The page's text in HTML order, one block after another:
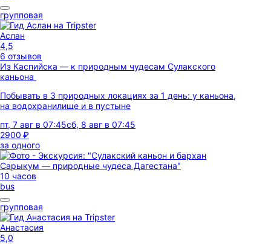
групповая
Аслан
4,5
6 отзывов
Из Каспийска — к природным чудесам Сулакского
каньона
Побывать в 3 природных локациях за 1 день: у каньона,
на водохранилище и в пустыне
пт, 7 авг в 07:45сб, 8 авг в 07:45
2900 ₽
за одного
10 часов
bus
групповая
Анастасия
5,0